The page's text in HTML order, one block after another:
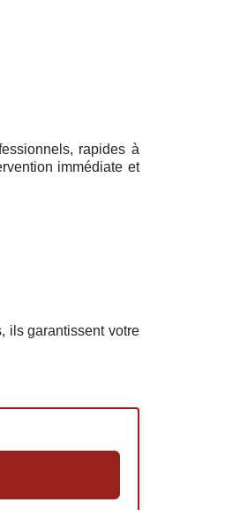
rapides à
immédiate et
ils garantissent votre